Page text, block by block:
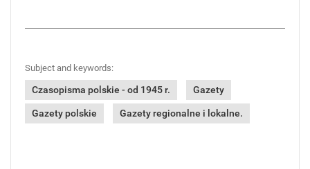
Subject and keywords:
Czasopisma polskie - od 1945 r. Gazety
Gazety polskie Gazety regionalne i lokalne.